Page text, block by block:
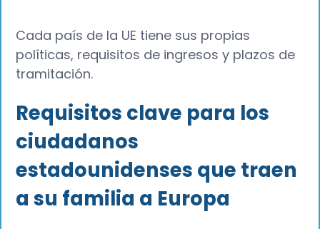
Cada país de la UE tiene sus propias
políticas, requisitos de ingresos y plazos de
tramitación.
Requisitos clave para los
ciudadanos
estadounidenses que traen
a su familia a Europa